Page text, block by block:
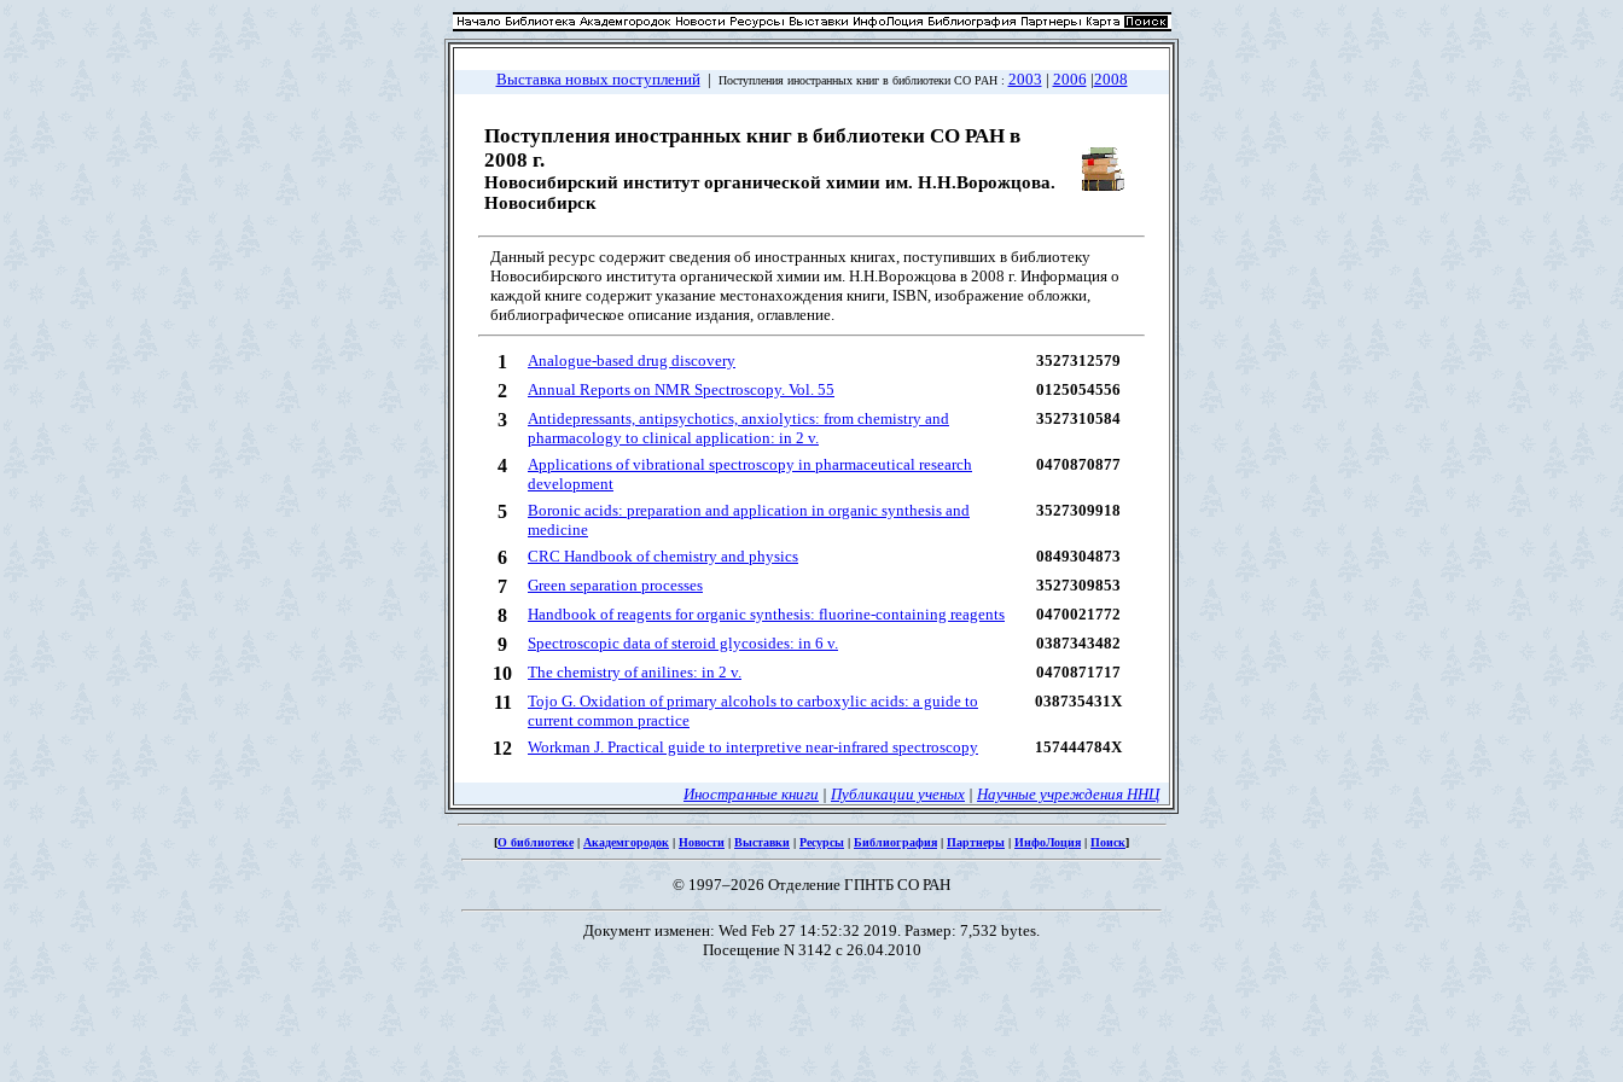
Выставка новых поступлений| Поступления иностранных книг в библиотеки СО РАН : 2003 | 2006 |2008
Поступления иностранных книг в библиотеки СО РАН в
2008 г.
Новосибирский институт органической химии им. Н.Н.Ворожцова.
Новосибирск
Данный ресурс содержит сведения об иностранных книгах, поступивших в библиотеку
Новосибирского института органической химии им. Н.Н.Ворожцова в 2008 г. Информация о
каждой книге содержит указание местонахождения книги, ISBN, изображение обложки,
библиографическое описание издания, оглавление.
1 Analogue-based drug discovery 3527312579
2 Annual Reports on NMR Spectroscopy. Vol. 55 0125054556
3
Antidepressants, antipsychotics, anxiolytics: from chemistry and
pharmacology to clinical application: in 2 v.
3527310584
4
Applications of vibrational spectroscopy in pharmaceutical research
development
0470870877
5
Boronic acids: preparation and application in organic synthesis and
medicine
3527309918
6 CRC Handbook of chemistry and physics 0849304873
7 Green separation processes 3527309853
8 Handbook of reagents for organic synthesis: fluorine-containing reagents 0470021772
9 Spectroscopic data of steroid glycosides: in 6 v. 0387343482
10 The chemistry of anilines: in 2 v. 0470871717
11
Tojo G. Oxidation of primary alcohols to carboxylic acids: a guide to
current common practice
038735431X
12 Workman J. Practical guide to interpretive near-infrared spectroscopy 157444784X
Иностранные книги | Публикации ученых | Научные учреждения ННЦ
[О библиотеке| Академгородок | Новости | Выставки | Ресурсы | Библиография | Партнеры | ИнфоЛоция | Поиск]
© 1997–2026 Отделение ГПНТБ СО РАН
Документ изменен: Wed Feb 27 14:52:32 2019. Размер: 7,532 bytes.
Посещение N 3142 с 26.04.2010